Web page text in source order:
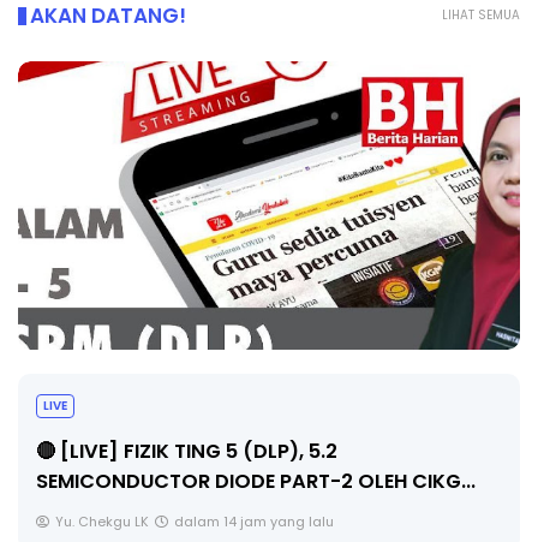
LIHAT SEMUA
AKAN DATANG!
🔴 [LIVE] PRINSIP PERAKAUNAN, PECUT
SOALAN 1 TRIAL OLEH CIKGU WAN...
Yu. Chekgu LK dalam 14 jam yang lalu